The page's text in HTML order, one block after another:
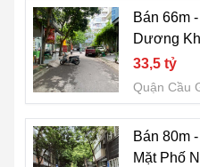
Bán 66m
Dương
33,5 tỷ
Quận Cầu
Bán 80m
Mặt Phố